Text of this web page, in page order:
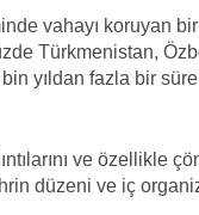
vahayı koruyan
Türkmenistan,
yıldan fazla bir
ve özellikle
düzeni ve iç